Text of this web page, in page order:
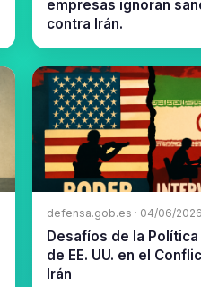
empresas ignoran
contra Irán.
defensa.gob.es · 04/06/2026
Desafíos de la
de EE. UU. en el
Irán